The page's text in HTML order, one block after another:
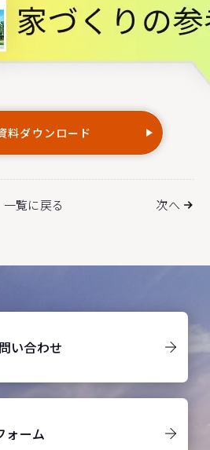
料ダウンロード
一覧に戻る 次へ
い合わせ
ォーム